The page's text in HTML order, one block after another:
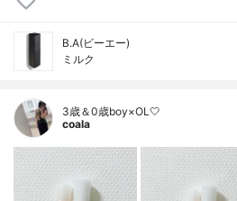
B.A(ビーエー)
ミルク
3歳＆0歳boy×OL🤍
coala